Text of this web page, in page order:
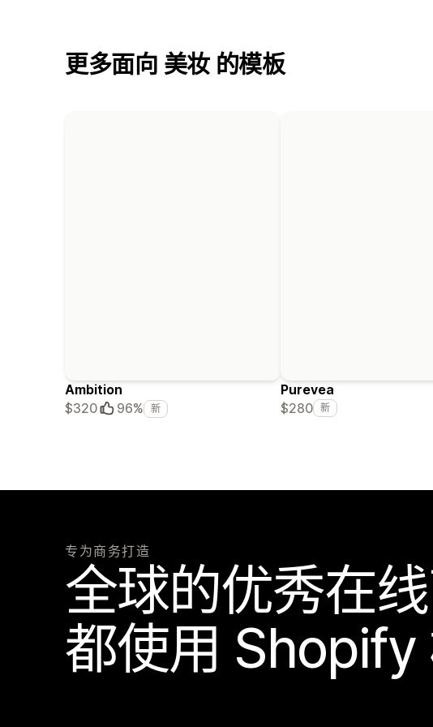
更多面向 美妆 的模板
Ambition
$320
96% 新
Purevea
$280 新
专为商务打造
全球的优秀在
都使用 Shopify